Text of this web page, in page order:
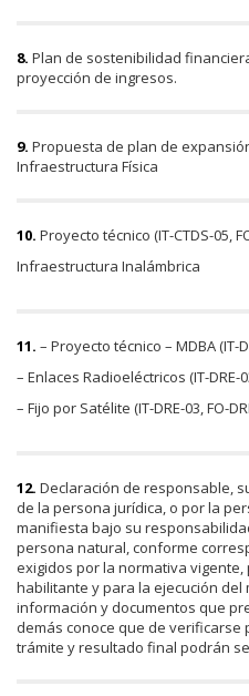
8. Plan de sostenibilidad
proyección de ingresos.
9. Propuesta de plan de expansión.
Infraestructura Física
10. Proyecto técnico (IT-CTDS-05,
Infraestructura Inalámbrica
11. – Proyecto técnico – MDBA (IT-
– Enlaces Radioeléctricos (IT-DRE-
– Fijo por Satélite (IT-DRE-03, FO-
12. Declaración de responsable,
de la persona jurídica, o por la
manifiesta bajo su
persona natural, conforme
exigidos por la normativa
habilitante y para la ejecución del
información y documentos que
demás conoce que de verificarse
trámite y resultado final podrán